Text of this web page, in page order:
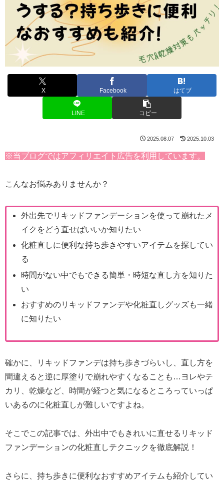
X Facebook はてブ
LINE コピー
2025.08.07 2025.10.03
※当ブログではアフィリエイト広告を利用しています。
こんなお悩みありませんか？
外出先でリキッドファンデーションを使って崩れたメ
イクをどう直せばいいか知りたい
化粧直しに便利な持ち歩きやすいアイテムを探してい
る
時間がない中でもできる簡単・時短な直し方を知りた
い
おすすめのリキッドファンデや化粧直しグッズも一緒
に知りたい
確かに、リキッドファンデは持ち歩きづらいし、直し方を
間違えると逆に厚塗りで崩れやすくなることも…ヨレやテ
カリ、乾燥など、時間が経つと気になるところっていっぱ
いあるのに化粧直しが難しいですよね。
そこでこの記事では、外出中でもきれいに直せるリキッド
ファンデーションの化粧直しテクニックを徹底解説！
さらに、持ち歩きに便利なおすすめアイテムも紹介してい